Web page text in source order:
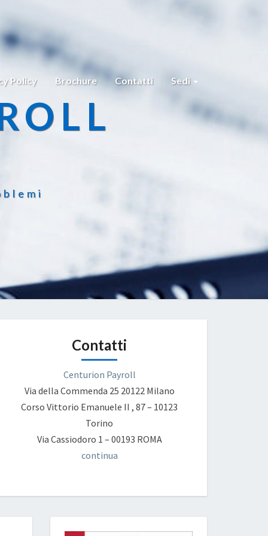
Policy Brochure Contatti Sedi
Contatti
Centurion Payroll
Via della Commenda 25 20122 Milano
Corso Vittorio Emanuele II , 87 – 10123
Torino
Via Cassiodoro 1 – 00193 ROMA
continua